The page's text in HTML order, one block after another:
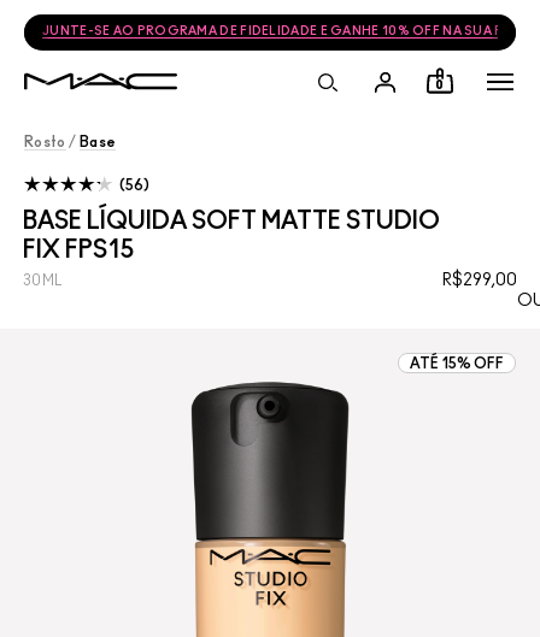
JUNTE-SE AO PROGRAMA DE FIDELIDADE E GANHE 10% OFF NA SUA
0
Rosto / Base
BASE LÍQUIDA SOFT MATTE STUDIO
FIX FPS15
R$299,00
30ML
56
ATÉ 15% OFF